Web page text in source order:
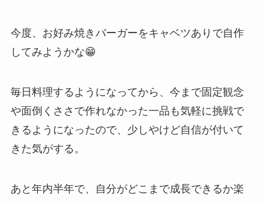
今度、お好み焼きバーガーをキャベツありで自作
してみようかな😁
毎日料理するようになってから、今まで固定観念
や面倒くささで作れなかった一品も気軽に挑戦で
きるようになったので、少しやけど自信が付いて
きた気がする。
あと年内半年で、自分がどこまで成長できるか楽